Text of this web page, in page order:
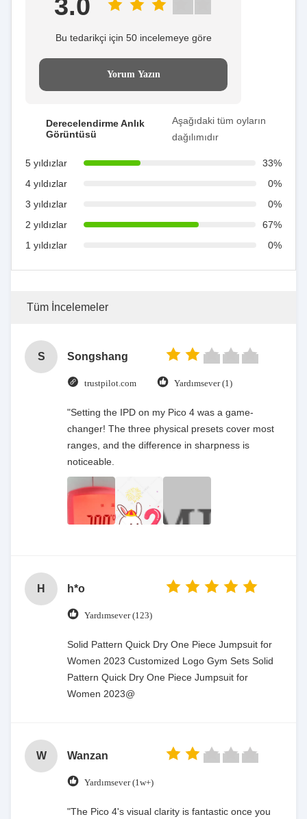
3.0
Bu tedarikçi için 50 incelemeye göre
Yorum Yazın
Derecelendirme Anlık
Görüntüsü
Aşağıdaki tüm oyların
dağılımıdır
5 yıldızlar
33%
4 yıldızlar
0%
3 yıldızlar
0%
2 yıldızlar
67%
1 yıldızlar
0%
Tüm İncelemeler
S Songshang
trustpilot.com Yardımsever (1)
"Setting the IPD on my Pico 4 was a game-
changer! The three physical presets cover most
ranges, and the difference in sharpness is
noticeable.
H h*o
Yardımsever (123)
Solid Pattern Quick Dry One Piece Jumpsuit for
Women 2023 Customized Logo Gym Sets Solid
Pattern Quick Dry One Piece Jumpsuit for
Women 2023@
W Wanzan
Yardımsever (1w+)
"The Pico 4's visual clarity is fantastic once you